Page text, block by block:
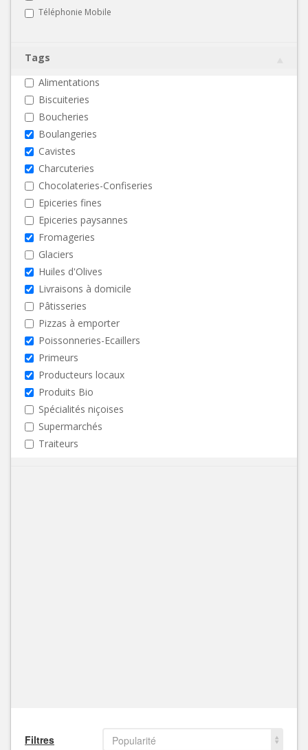
Téléphonie Mobile
Tags
Alimentations
Biscuiteries
Boucheries
Boulangeries
Cavistes
Charcuteries
Chocolateries-Confiseries
Epiceries fines
Epiceries paysannes
Fromageries
Glaciers
Huiles d'Olives
Livraisons à domicile
Pâtisseries
Pizzas à emporter
Poissonneries-Ecaillers
Primeurs
Producteurs locaux
Produits Bio
Spécialités niçoises
Supermarchés
Traiteurs
Filtres
Popularité